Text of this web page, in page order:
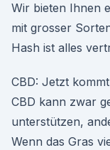
Wir bieten Ihnen
mit grosser
Hash ist alles
CBD: Jetzt
CBD kann zwar
unterstützen,
Wenn das Gras